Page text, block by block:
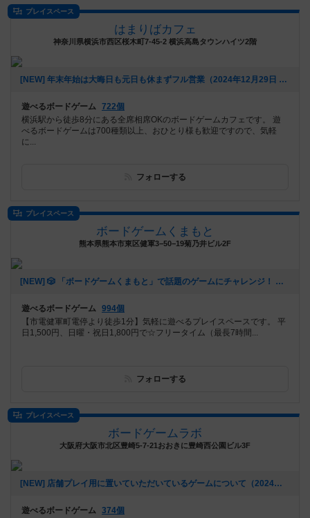
プレイスペース
はまりばカフェ
神奈川県横浜市西区桜木町7-45-2 横浜高島タウンハイツ2階
[NEW] 年末年始は大晦日も元日も休まずフル営業（2024年12月29日 20時19分）
遊べるボードゲーム 722個
横浜駅から徒歩8分にある全席相席OKのボードゲームカフェです。 遊
べるボードゲームは700種類以上、おひとり様も歓迎ですので、気軽
に...
フォローする
プレイスペース
ボードゲームくまもと
熊本県熊本市東区健軍3−50−19菊乃井ビル2F
[NEW] 🎲 「ボードゲームくまもと」で話題のゲームにチャレンジ！ 🚀✨（2024年12月16日 12時53分）
遊べるボードゲーム 994個
【市電健軍町電停より徒歩1分】気軽に遊べるプレイスペースです。 平
日1,500円、日曜・祝日1,800円で☆フリータイム（最長7時間...
フォローする
プレイスペース
ボードゲームラボ
大阪府大阪市北区豊崎5-7-21おおきに豊崎西公園ビル3F
[NEW] 店舗プレイ用に置いていただいているゲームについて（2024年11月16日 17時34分）
遊べるボードゲーム 374個